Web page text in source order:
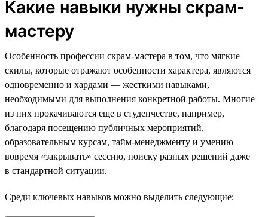
Какие навыки нужны скрам-
мастеру
Особенность профессии скрам-мастера в том, что мягкие
скилы, которые отражают особенности характера, являются
одновременно и хардами — жесткими навыками,
необходимыми для выполнения конкретной работы. Многие
из них прокачиваются еще в студенчестве, например,
благодаря посещению публичных мероприятий,
образовательным курсам, тайм-менеджменту и умению
вовремя «закрывать» сессию, поиску разных решений даже
в стандартной ситуации.
Среди ключевых навыков можно выделить следующие: